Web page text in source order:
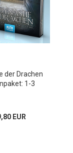
der Drachen
1-3
EUR